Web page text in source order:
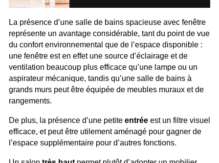
La présence d’une salle de bains spacieuse avec fenêtre
représente un avantage considérable, tant du point de vue
du confort environnemental que de l’espace disponible :
une fenêtre est en effet une source d’éclairage et de
ventilation beaucoup plus efficace qu’une lampe ou un
aspirateur mécanique, tandis qu’une salle de bains à
grands murs peut être équipée de meubles muraux et de
rangements.
De plus, la présence d’une petite entrée est un filtre visuel
efficace, et peut être utilement aménagé pour gagner de
l’espace supplémentaire pour d’autres fonctions.